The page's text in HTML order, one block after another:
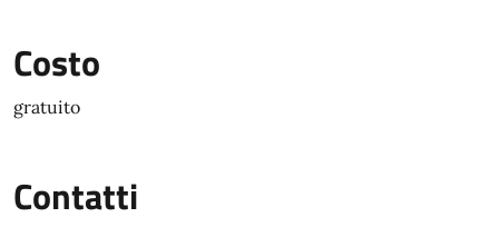
Costo
gratuito
Contatti